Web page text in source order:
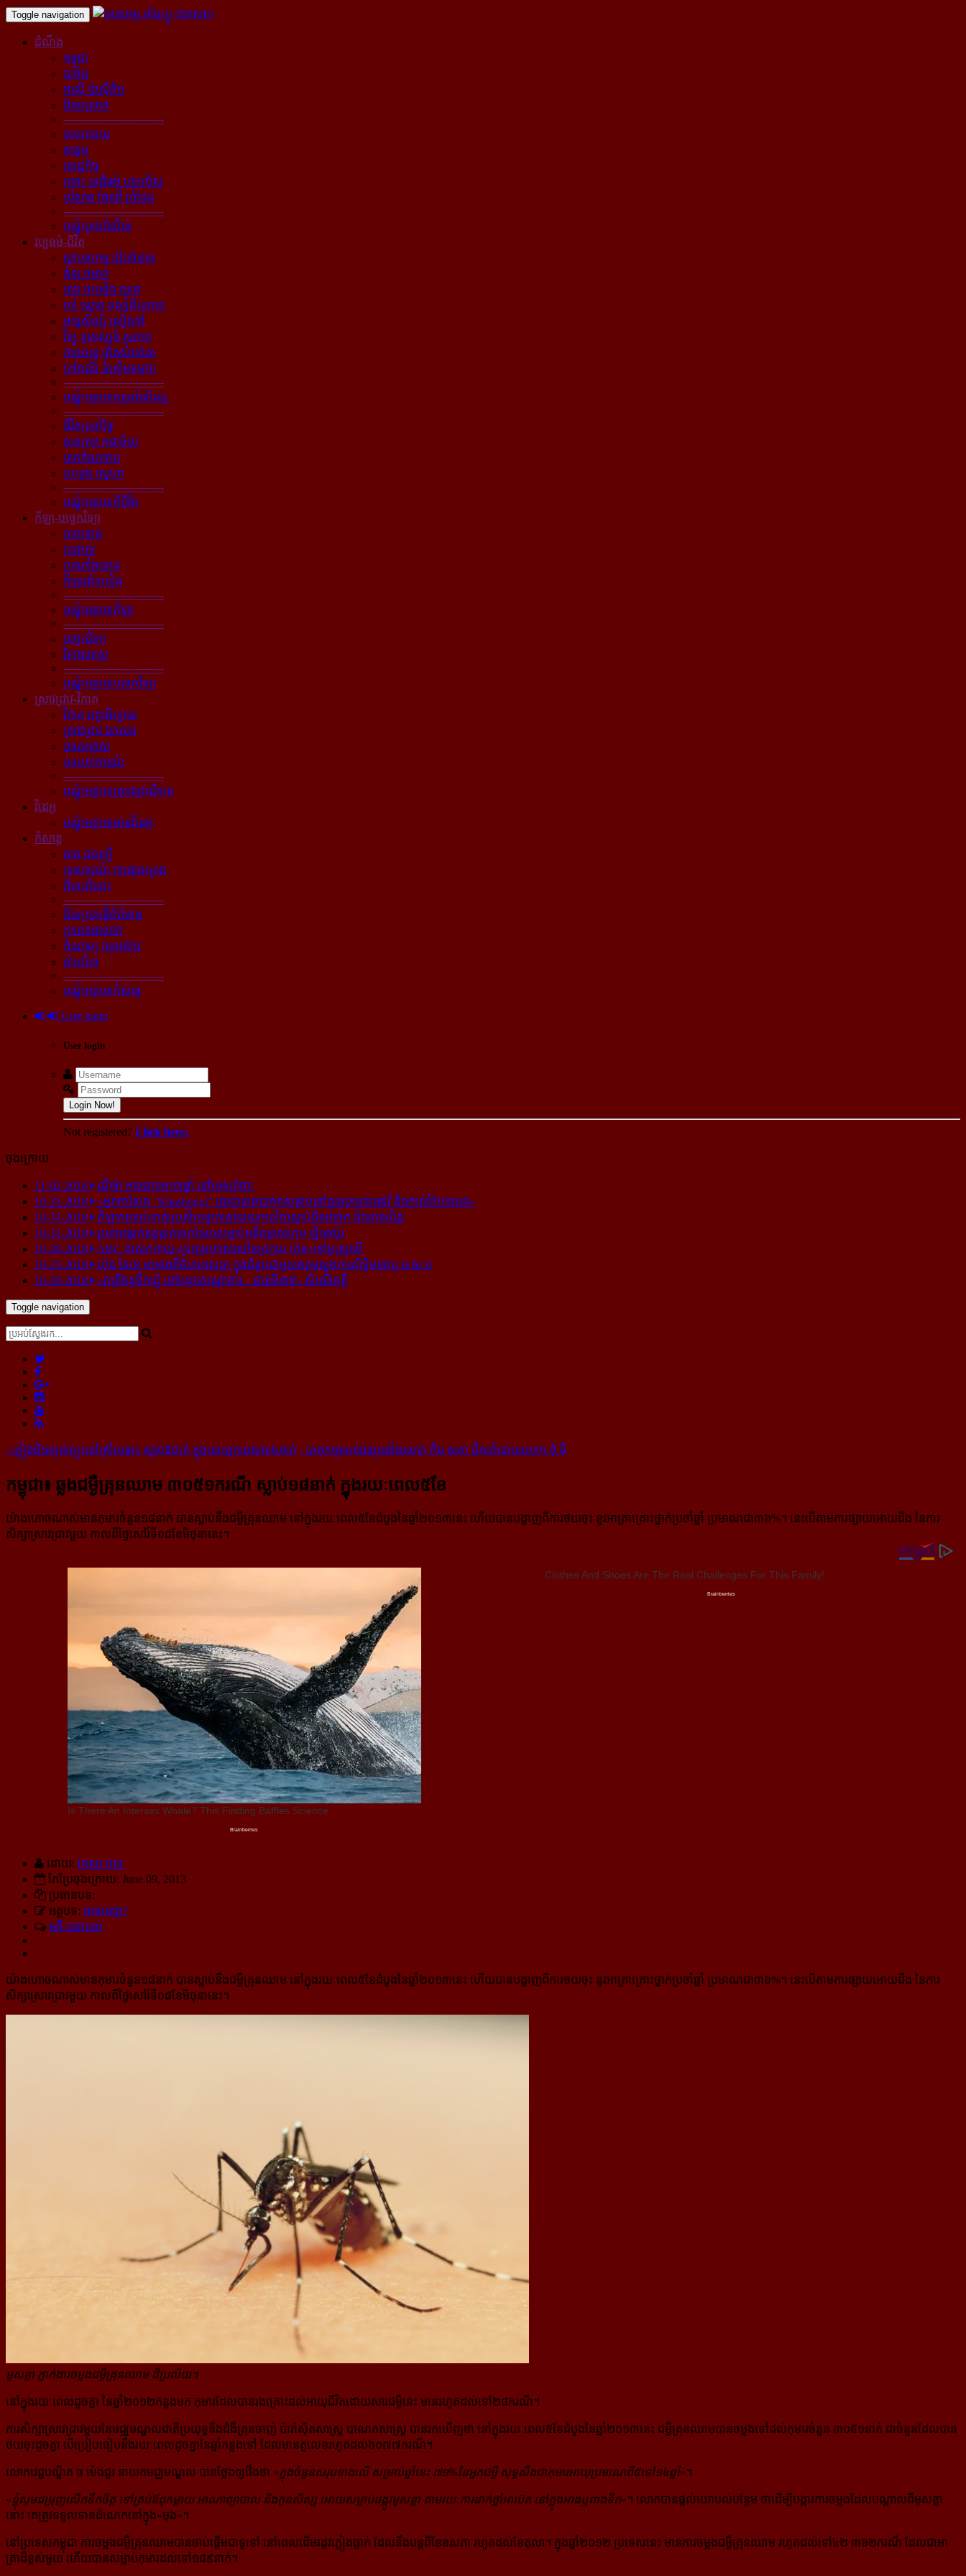
Toggle navigation
ដំណឹង
កម្ពុជា
បារាំង
អាស៊ី-ប៉ាស៊ីភិក
ពិភពលោក
----------------------------
នយោបាយ
សង្គម
សេដ្ឋកិច្ច
គ្រោះ យុត្តិធម៌ បទល្មើស
បរិស្ថាន ផែនដី ព្រំដែន
----------------------------
បណ្ដុំគ្រប់ដំណឹង
វប្បធម៌-ជីវិត
ស្ថាបត្យកម្ម រៀបចំនគរ
គំនូរ ចម្លាក់
ភ្លេង ចម្រៀង ស្មូត្រ
របាំ ល្ខោន ទស្សនីយភាព
អក្សសិល្ប៍ សៀវភៅ
វិទ្យុ ទូរទស្សន៍ រូបភាព
ភាពយន្ដ ផ្ទាំងសំពត់ស
ប្រពៃណី ទំនៀមទម្លាប់
----------------------------
បណ្ដុំអត្ថបទវប្បធម៌សិល្បៈ
----------------------------
ជីវិតប្រចាំថ្ងៃ
សុខភាព អនាម័យ
សោភ័ណភាព
បេះដូង ស្នេហា
----------------------------
បណ្ដុំអត្ថបទពីជីវិត
កីឡា-បច្ចេកវិទ្យា
បាល់ទាត់
ប្រដាល់
ប្រណាំងយាន
កីឡាដទៃទៀត
----------------------------
បណ្ដុំអត្ថបទកីឡា
----------------------------
បច្ចេកវិទ្យា
វិទ្យាសាស្ត្រ
----------------------------
បណ្ដុំអត្ថបទបច្ចេកវិទ្យា
ស្រាវជ្រាវ-វិភាគ
វិភាគ អត្ថាធិប្បាយ
ស្រាវជ្រាវ ឯកសារ
បទសម្ភាស
បទយកការណ៍
----------------------------
បណ្ដុំអត្ថបទស្រាវជ្រាវវិភាគ
វីដេអូ
បណ្ដុំអត្ថបទមានវីដេអូ
កំសាន្ដ
តារា ជនល្បី
ទេសចរណ៍ ការផ្សងព្រេង
ពីនេះពីនោះ
----------------------------
ជ័យគ្រតធ្វើព័ត៌មាន
ប្រលោមលោក
កំណាព្យ កម្រងកែវ
សំណើច
----------------------------
បណ្ដុំអត្ថបទកំសាន្ដ
User login
User login
Login Now!
Not registered? Click here.
ចុងក្រោយ
11-02-2018
ណីម៉ា អាច​ជាប់​គុក​៦ឆ្នាំ នៅ​អេស្ប៉ាញ!
10-31-2018
«អ្នក​កាសែត "Khashoggi" ត្រូវ​បាន​ច្របាច់ក​សម្លាប់​នៅ​ក្នុង​ស្ថាន​ភារធារី និង​កាត់​បំបែក​សព»
10-31-2018
កីឡាករ​បាល់ទាត់​ប្រេស៊ីល​ម្នាក់​ត្រូវ​បាន​រក​ឃើញ​ស្លាប់​ជិត​ដាច់ក និង​ដាច់​លិង្គ
10-31-2018
រូបភាព​ធ្លាក់​ឧទ្ធម្ភាគចក្រ​ដែល​សម្លាប់​អតីត​ម្ចាស់​ក្រុម​ ឡីឆេស្ទ័រ
10-28-2018
ABC គាស់​កកាយ​«ទ្រព្យមហាសាល​នៃ​ត្រកូល ហ៊ុន»​នៅ​អូស្ត្រាលី
10-23-2018
ហ៊ុន សែន អះអាង​ពី​ជំហរ​ខុស​គ្នា ក្នុង​ជំនួប​ជាមួយ​ឧត្តម​ស្នងការ​សិទ្ធិ​មនុស្ស អ.ស.ប
10-20-2018
«រាត្រីចន្ទទឹកឃ្មុំ នៅបន្ទប់សណ្ឋាគារ... ជាន់ទី៣៥» សំណើចខ្លី
Toggle navigation
‹ ភ្លៀង​និង​ខ្យល់​ព្យុះ​នៅ​ស្រីលង្កា៖ ស្លាប់​៥​នាក់ ក្នុង​នោះ​អ្នក​នេសាទ​៤​នាក់ › បាតុកម្ម​មហាជន​ប្រឆាំង​​លោក កឹម សុខា ដឹកនាំ​ដោយ​លោក ជុំ ម៉ី
កម្ពុជា៖ ឆ្លង​ជម្ងឺ​គ្រុន​ឈាម ៣០៥១​ករណី ស្លាប់​១៨​នាក់ ក្នុង​រយៈ​ពេល​៥​ខែ
យ៉ាងហោចណាស់មានកុមារចំនួន១៨នាក់ បានស្លាប់នឹងជម្ងឺគ្រុនឈាម នៅក្នុងរយៈពេល៥ខែដំបូងនៃឆ្នាំ២០១៣នេះ ហើយបានបង្ហាញពីការថយចុះ នូវអាត្រាគ្រោះថ្នាក់ប្រចាំឆ្នាំ ប្រមាណជា៣៦%។ នេះបើតាមការផ្សាយអោយដឹង នៃការ​
សិក្សាស្រាវជ្រាវមួយ កាលពីថ្ងៃសៅរ៍ទី០៨ខែមិថុនានេះ។
ដោយ: កេសរ កូល
កែប្រែចុងក្រោយ: June 09, 2013
ប្រធានបទ:
អត្ថបទ: មានបញ្ហា?
មតិ-យោបល់
យ៉ាងហោចណាស់មានកុមារចំនួន១៨នាក់ បានស្លាប់នឹងជម្ងឺគ្រុនឈាម នៅក្នុងរយៈពេល៥ខែដំបូងនៃឆ្នាំ២០១៣នេះ ហើយបានបង្ហាញពីការថយចុះ នូវអាត្រាគ្រោះថ្នាក់ប្រចាំឆ្នាំ ប្រមាណជា៣៦%។ នេះបើតាមការផ្សាយអោយដឹង នៃការ​
សិក្សាស្រាវជ្រាវមួយ កាលពីថ្ងៃសៅរ៍ទី០៨ខែមិថុនានេះ។
មូសខ្លា ភ្នាក់ងារចម្លងជម្ងឺគ្រុនឈាម ដ៏ប្រល័យ។
នៅក្នុងរយៈពេលដូចគ្នា នៃឆ្នាំ២០១២កន្លងមក កុមារដែលបានរងគ្រោះដល់អាយុជីវិតដោយសារជម្ងឺនេះ មានរហូតដល់​ទៅ២៨ករណី។
ការសិក្សាស្រាវជ្រាវមួយនៃមជ្ឈមណ្ឌលជាតិប្រយុទ្ធនឹងជំងឺ​គ្រុន​ចាញ់ ប៉ារ៉ាស៊ីតសាស្ដ្រ បាណកសាស្ដ្រ បានរកឃើញថា នៅក្នុងរយៈពេល៥ខែដំបូងនៃឆ្នាំ២០១៣នេះ ជម្ងឺគ្រុនឈាមបានចម្លងទៅដល់កុមារចំនួន ៣០៥១នាក់ ជាចំនួនដែល​បាន​
ថយចុះដូចគ្នា បើប្រៀបធៀបនឹងរយៈពេលដូចគ្នានៃឆ្នាំកន្លងទៅ ដែលមានតួលេខរហូតដល់៦០៧៧ករណី។
លោកវេជ្ជបណ្ឌិត ច ម៉េងជួរ នាយកមជ្ឈមណ្ឌល បានថ្លែងឲ្យដឹងថា «ក្នុងចំនួនសរុបខាងលើ សម្រាប់ឆ្នាំនេះ ៧១%នៃអ្នក​ជម្ងឺ សុទ្ធសឹងជាកុមារអាយុប្រមាណពី៥ទៅ១៤ឆ្នាំ»។
«ខ្ញុំសូមជម្រុញលើកទឹកចិត្ត ទៅគ្រប់ឪពុកម្ដាយ អាណាព្យាបាល និងកូនសិស្ស អោយសម្លាប់ដង្កូវមូសខ្លា តាមរយៈការ​ដាក់ថ្នាំអាប៊េត នៅក្នុងអាងឬពាងទឹក»។ លោកបានផ្ដល់យោបល់បន្ថែម ថាដើម្បីបង្ការការចម្លងដែលបណ្ដាលពី​មូស​ខ្លា​
នោះ គេត្រូវទទួលទានដំណេកនៅក្នុង«មុង»។
នៅប្រទេសកម្ពុជា ការចម្លងជម្ងឺគ្រុនឈាមបានចាប់ផ្ដើមជាទូទៅ នៅពេលដើមរដូវភ្លៀងធ្លាក់ ដែលនឹងបន្តពីខែឧសភា រហូតដល់ខែតុលា។ ក្នុងឆ្នាំ២០១២ ប្រទេសនេះ មានការចម្លងជម្ងឺគ្រុនឈាម រហូតដល់ទៅ៤២ ៣៦២ករណី ដែលជា​អា
ត្រាដ៏ខ្ពស់មួយ ហើយបានសម្លាប់កុមារដល់ទៅ១៨៩នាក់។